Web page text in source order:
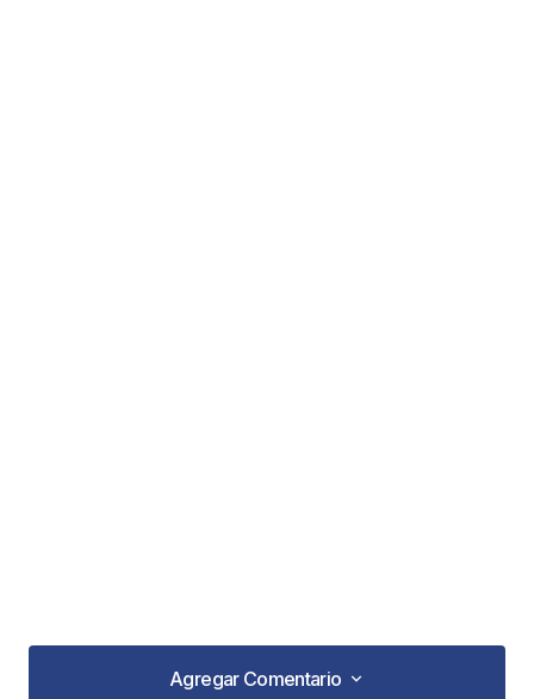
Agregar Comentario